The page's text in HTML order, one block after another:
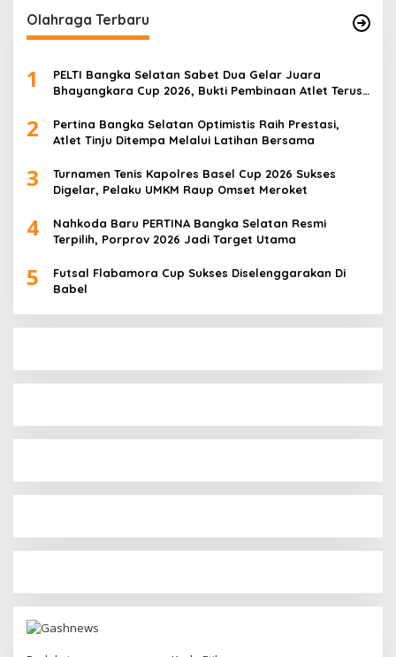
Olahraga Terbaru
1
PELTI Bangka Selatan Sabet Dua Gelar Juara
Bhayangkara Cup 2026, Bukti Pembinaan Atlet Terus
2
Pertina Bangka Selatan Optimistis Raih Prestasi,
Atlet Tinju Ditempa Melalui Latihan Bersama
3
Turnamen Tenis Kapolres Basel Cup 2026 Sukses
Digelar, Pelaku UMKM Raup Omset Meroket
4
Nahkoda Baru PERTINA Bangka Selatan Resmi
Terpilih, Porprov 2026 Jadi Target Utama
5
Futsal Flabamora Cup Sukses Diselenggarakan Di
Babel